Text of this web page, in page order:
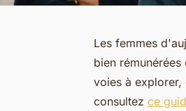
Les femmes
bien
voies à
consultez ce